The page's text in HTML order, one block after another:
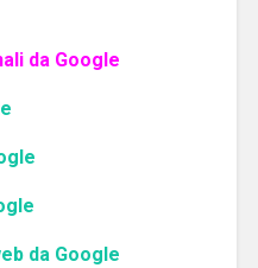
da Google
da Google